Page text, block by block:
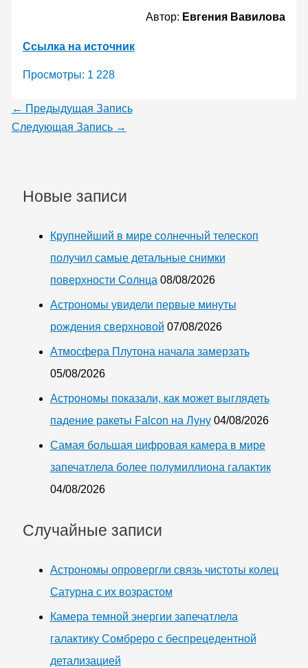
Автор: Евгения Вавилова
Ссылка на источник
Просмотры: 1 228
← Предыдущая Запись
Следующая Запись →
Новые записи
Крупнейший в мире солнечный телескоп
получил самые детальные снимки
поверхности Солнца 08/08/2026
Астрономы увидели первые минуты
рождения сверхновой 07/08/2026
Атмосфера Плутона начала замерзать
05/08/2026
Астрономы показали, как может выглядеть
падение ракеты Falcon на Луну 04/08/2026
Самая большая цифровая камера в мире
запечатлела более полумиллиона галактик
04/08/2026
Случайные записи
Астрономы опровергли связь чистоты колец
Сатурна с их возрастом
Камера темной энергии запечатлела
галактику Сомбреро с беспрецедентной
детализацией